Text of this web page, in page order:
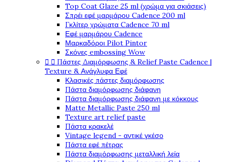
Top Coat Glaze 25 ml (χρώμα για σκιάσεις)
Σπρέι εφέ μαρμάρου Cadence 200 ml
Γκλίτερ χρώματα Cadence 70 ml
Εφέ μαρμάρου Cadence
Μαρκαδόροι Pilot Pintor
Σκόνες embossing Wow
  Πάστες Διαμόρφωσης & Relief Paste Cadence |
Texture & Ανάγλυφα Εφέ
Κλασικές πάστες διαμόρφωσης
Πάστα διαμόρφωσης διάφανη
Πάστα διαμόρφωσης διάφανη με κόκκους
Matte Metallic Paste 250 ml
Texture art relief paste
Πάστα κρακελέ
Vintage legend - αντικέ γκέσο
Πάστα εφέ πέτρας
Πάστα διαμόρφωσης μεταλλική λεία